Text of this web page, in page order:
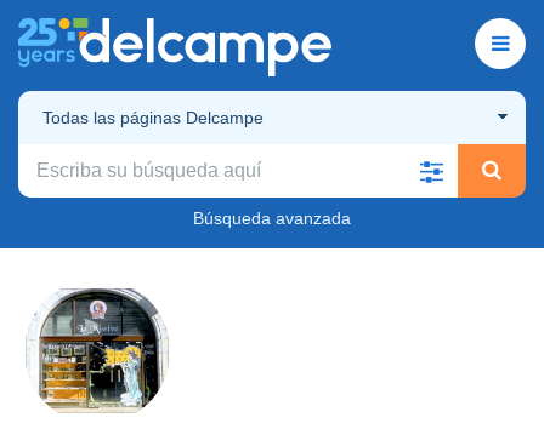
Todas las páginas Delcampe
Búsqueda avanzada